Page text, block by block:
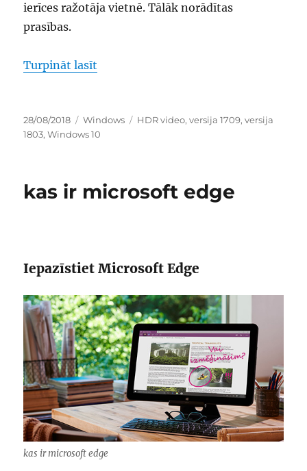
ierīces ražotāja vietnē. Tālāk norādītas
prasības.
Turpināt lasīt
Publicēts
28/08/2018 Kategorijas
Windows Birkas
HDR video,versija 1709,versija
1803,Windows 10
kas ir microsoft edge
Iepazīstiet Microsoft Edge
kas ir microsoft edge